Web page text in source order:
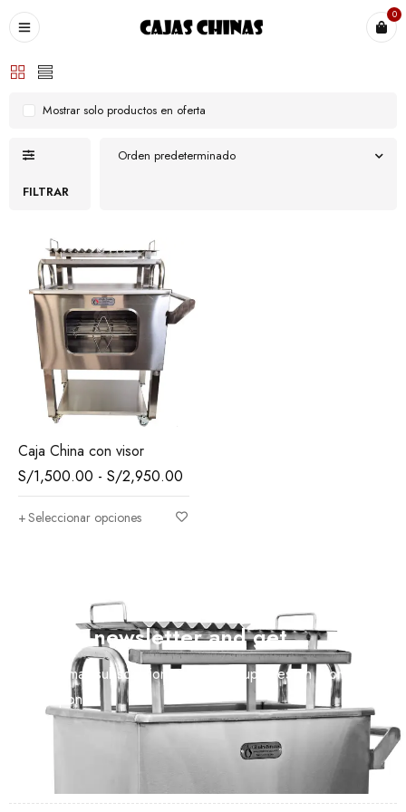
0
FILTRAR
Orden predeterminado
Mostrar solo productos en oferta
Caja China con visor
S/1,500.00 - S/2,950.00
Seleccionar opciones
Join our newsletter and get…
Join our email subscription now to get updates on promotions
and coupons.